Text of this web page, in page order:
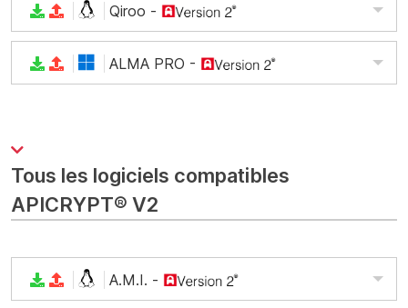
Qiroo -
ALMA PRO -
Tous les logiciels compatibles
APICRYPT® V2
A.M.I. -